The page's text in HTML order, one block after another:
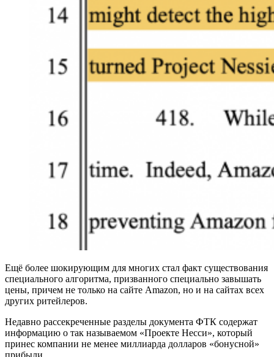
Ещё более шокирующим для многих стал факт существования
специального алгоритма, призванного специально завышать
цены, причем не только на сайте Amazon, но и на сайтах всех
других ритейлеров.
Недавно рассекреченные разделы документа ФТК содержат
информацию о так называемом «Проекте Несси», который
принес компании не менее миллиарда долларов «бонусной»
прибыли.